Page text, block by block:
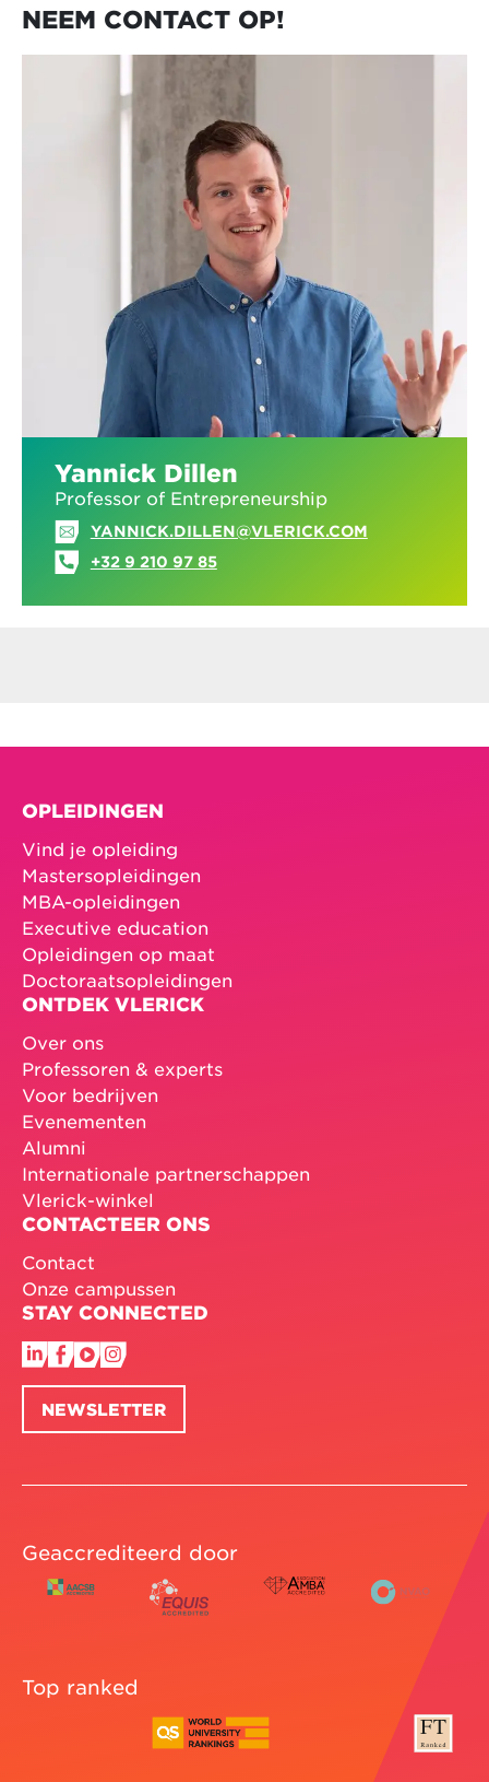
NEEM CONTACT OP!
Yannick Dillen
Professor of Entrepreneurship
YANNICK.DILLEN@VLERICK.COM
+32 9 210 97 85
OPLEIDINGEN
Vind je opleiding
Mastersopleidingen
MBA-opleidingen
Executive education
Opleidingen op maat
Doctoraatsopleidingen
ONTDEK VLERICK
Over ons
Professoren & experts
Voor bedrijven
Evenementen
Alumni
Internationale partnerschappen
Vlerick-winkel
CONTACTEER ONS
Contact
Onze campussen
STAY CONNECTED
NEWSLETTER
Geaccrediteerd door
Top ranked